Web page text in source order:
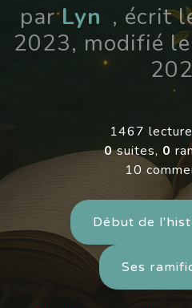
parLyn , écrit
2023, modifié
1467
0suites, 0
10
Début de
Ses